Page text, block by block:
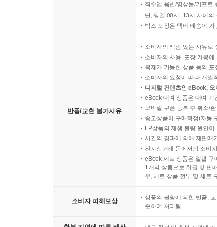
직수입 음반/영상물/기프트
단, 당일 00시~13시 사이의
박스 포장은 택배 배송이
반품/교환 불가사유
소비자의 책임 있는 사유로
소비자의 사용, 포장 개봉
복제가 가능한 상품 등의
소비자의 요청에 따라 개별
디지털 컨텐츠인 eBook,
eBook 대여 상품은 대여 기
모바일 쿠폰 등록 후 취소/
중고상품이 구매확정(자동
LP상품의 재생 불량 원인
시간의 경과에 의해 재판매
전자상거래 등에서의 소비
eBook 세트 상품은 일괄 구
1개의 상품으로 취급 및 판
우, 세트 상품 전부 및 세트
소비자 피해보상
상품의 불량에 의한 반품,
준하여 처리됨